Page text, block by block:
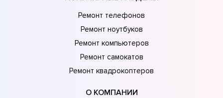
Ремонт телефонов
Ремонт ноутбуков
Ремонт компьютеров
Ремонт самокатов
Ремонт квадрокоптеров
О КОМПАНИИ